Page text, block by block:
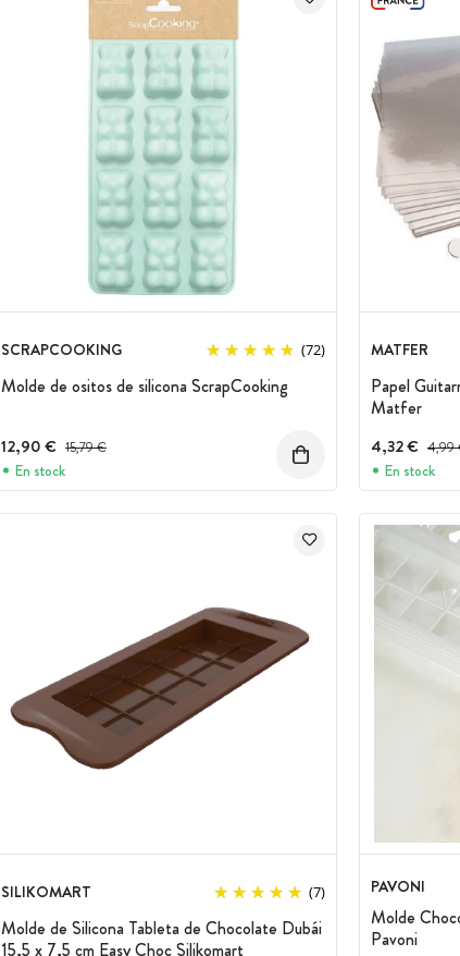
SCRAPCOOKING (72)
Molde de ositos de silicona ScrapCooking
12,90 € Precio antes del descuento
15,79 €
En stock
MATFER
Papel
Matfer
4,32 € Precio
4,99
En stock
SILIKOMART (7)
Molde de Silicona Tableta de Chocolate Dubái
15,5 x 7,5 cm Easy Choc Silikomart
PAVONI
Molde
Pavoni